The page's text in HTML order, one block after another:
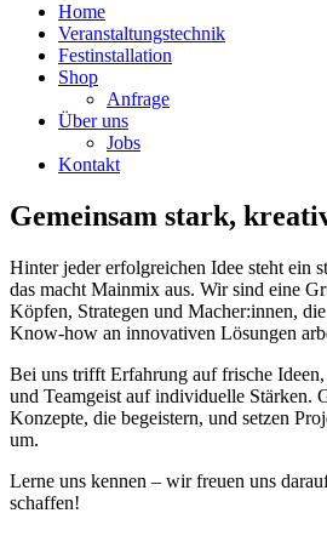
Home
Veranstaltungstechnik
Festinstallation
Shop
Anfrage
Über uns
Jobs
Kontakt
Gemeinsam stark,
Hinter jeder erfolgreichen Idee steht ein
das macht Mainmix aus. Wir sind eine
Köpfen, Strategen und Macher:innen,
Know-how an innovativen Lösungen
Bei uns trifft Erfahrung auf frische
und Teamgeist auf individuelle Stärken.
Konzepte, die begeistern, und setzen
um.
Lerne uns kennen – wir freuen uns
schaffen!